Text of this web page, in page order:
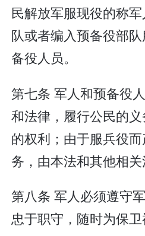
民解放军服现役的称
队或者编入预备役部
备役人员。
第七条 军人和预备役
和法律，履行公民的
的权利；由于服兵役
务，由本法和其他相关
第八条 军人必须遵守
忠于职守，随时为保卫